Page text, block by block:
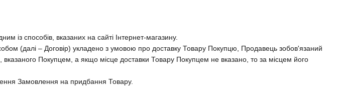
із способів, вказаних на сайті Інтернет-магазину.
(далі – Договір) укладено з умовою про доставку Товару Покупцю, Продавець зобов'язаний
Покупцем, а якщо місце доставки Товару Покупцем не вказано, то за місцем його
Замовлення на придбання Товару.